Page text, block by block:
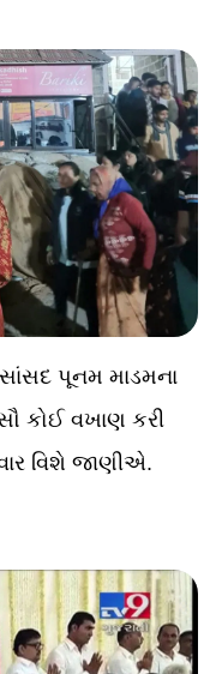
પૂનમ માડમના
કોઈ વખાણ કરી
વિશે જાણીએ.